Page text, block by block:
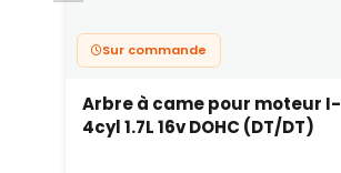
Sur commande
Arbre à came pour moteur I-
4cyl 1.7L 16v DOHC (DT/DT)